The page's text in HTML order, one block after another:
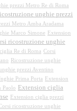
prezzi Metro Re di Roma
unghie prezzi
Metro Amba Aradama
Marco Simone
Extension
ricostruzione unghie
Re di Roma Corsi
Ricostruzione unghie
prezzi Aventino
Prima Porta
Extension
Paolo Extension ciglia
Extension ciglia prezzi
ricostruzione unghie